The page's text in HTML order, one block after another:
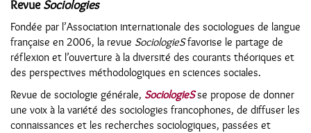
RevueSociologies
Fondée par l’Association internationale des sociologues de langue
française en 2006, la revue SociologieSfavorise le partage de
réflexion et l’ouverture à la diversité des courants théoriques et
des perspectives méthodologiques en sciences sociales.
Revue de sociologie générale, SociologieSse propose de donner
une voix à la variété des sociologies francophones, de diffuser les
connaissances et les recherches sociologiques, passées et